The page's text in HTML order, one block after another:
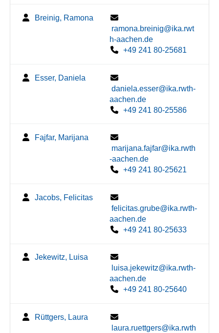
Breinig, Ramona
ramona.breinig@ika.rwt
h-aachen.de
+49 241 80-25681
Esser, Daniela
daniela.esser@ika.rwth-
aachen.de
+49 241 80-25586
Fajfar, Marijana
marijana.fajfar@ika.rwth
-aachen.de
+49 241 80-25621
Jacobs, Felicitas
felicitas.grube@ika.rwth-
aachen.de
+49 241 80-25633
Jekewitz, Luisa
luisa.jekewitz@ika.rwth-
aachen.de
+49 241 80-25640
Rüttgers, Laura
laura.ruettgers@ika.rwth